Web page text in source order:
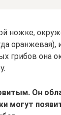
ножке,
оранжевая),
она
Он
могут